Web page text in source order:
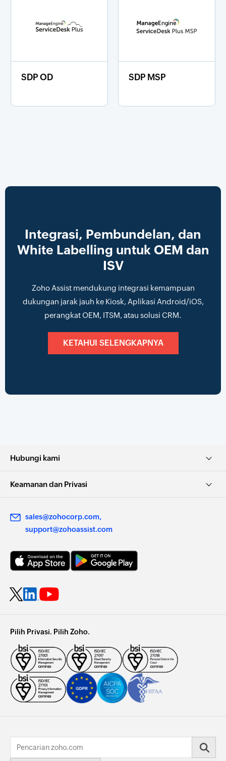
SDP OD SDP MSP
Integrasi, Pembundelan, dan
White Labelling untuk OEM dan
ISV
Zoho Assist mendukung integrasi kemampuan
dukungan jarak jauh ke Kiosk, Aplikasi Android/iOS,
perangkat OEM, ITSM, atau solusi CRM.
KETAHUI SELENGKAPNYA
Hubungi kami
Keamanan dan Privasi
sales@zohocorp.com
support@zohoassist.com
Pilih Privasi. Pilih Zoho.